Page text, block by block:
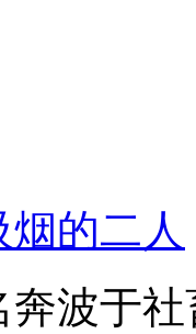
的二人
波于社